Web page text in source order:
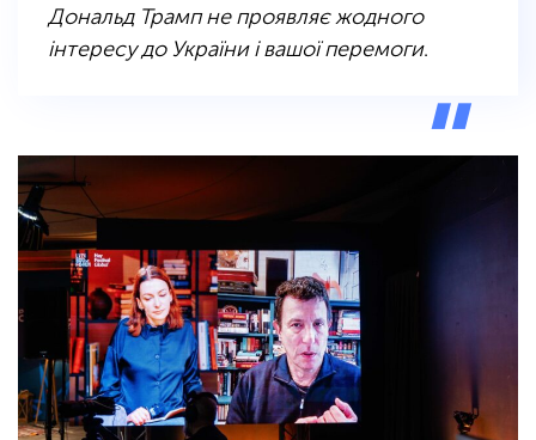
Дональд Трамп не проявляє жодного
інтересу до України і вашої перемоги.